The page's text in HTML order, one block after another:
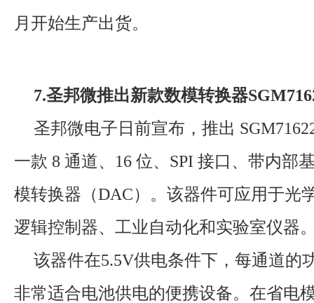
月开始生产出货。
7.圣邦微推出新款数模转换器
圣邦微电子日前宣布，推出
一款 8 通道、16 位、SPI 接口、带内部
模转换器（DAC）。该器件可应用于光
逻辑控制器、工业自动化和实验室仪器
该器件在5.5V供电条件下，每通道的
非常适合电池供电的便携设备。在省电